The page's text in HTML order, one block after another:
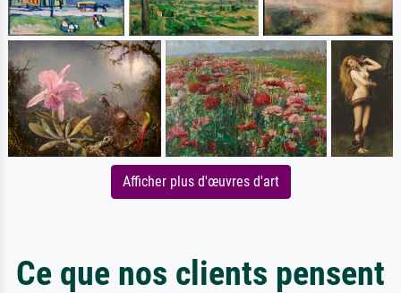
Afficher plus d'œuvres d'art
Ce que nos clients pensent